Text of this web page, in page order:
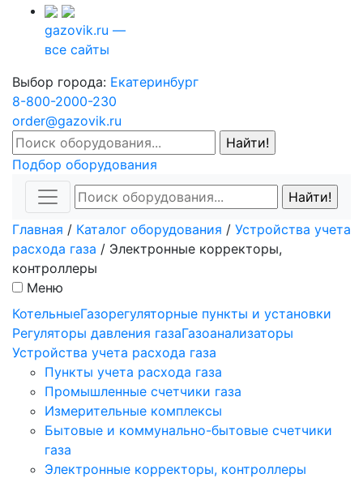
gazovik.ru —
все сайты
Выбор города: Екатеринбург
8-800-2000-230
order@gazovik.ru
Подбор оборудования
Главная / Каталог оборудования / Устройства учета
расхода газа / Электронные корректоры,
контроллеры
Меню
КотельныеГазорегуляторные пункты и установки
Регуляторы давления газаГазоанализаторы
Устройства учета расхода газа
Пункты учета расхода газа
Промышленные счетчики газа
Измерительные комплексы
Бытовые и коммунально-бытовые счетчики
газа
Электронные корректоры, контроллеры